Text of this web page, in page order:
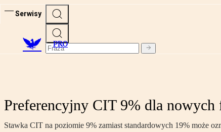
Serwisy
PRO
Preferencyjny CIT 9% dla nowych
Stawka CIT na poziomie 9% zamiast standardowych 19% może